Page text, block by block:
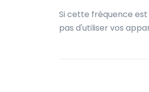
Si cette fréquence
pas d'utiliser vos